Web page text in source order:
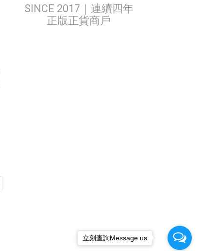
SINCE 2017｜連續四年
正版正貨商戶
立刻查詢Message us